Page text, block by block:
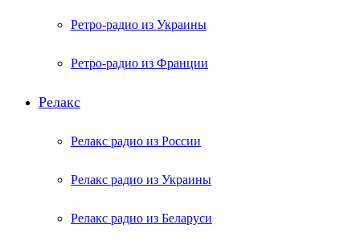
Ретро-радио из Украины
Ретро-радио из Франции
Релакс
Релакс радио из России
Релакс радио из Украины
Релакс радио из Беларуси